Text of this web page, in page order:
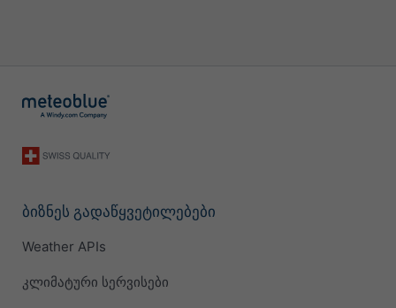
ბიზნეს გადაწყვეტილებები
Weather APIs
კლიმატური სერვისები